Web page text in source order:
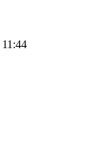
11:44